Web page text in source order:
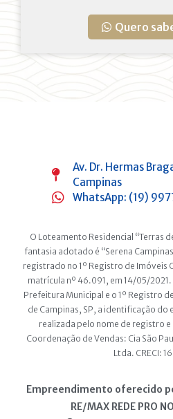
Quero
Av. Dr. Hermas
Campinas
WhatsApp: (19)
O Loteamento Residencial “Terras
fantasia adotado é “Serena
registrado no 1º Registro de Imóveis
matrícula nº 46.091, em 14/05/
Prefeitura Municipal e o 1º Registro
de Campinas, SP, a identificação
realizada pelo nome de registro
Coordenação de Vendas: Cia São
Ltda. CRECI:
Empreendimento oferecido
RE/MAX REDE PRO